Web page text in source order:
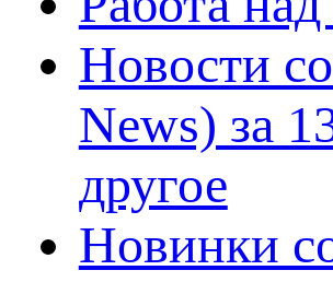
Новости
News) за
другое
Новинки